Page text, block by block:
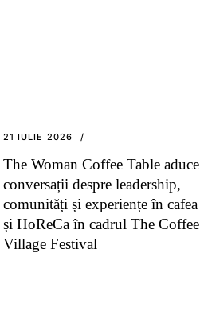
21 IULIE 2026
The Woman Coffee Table aduce
conversații despre leadership,
comunități și experiențe în cafea
și HoReCa în cadrul The Coffee
Village Festival